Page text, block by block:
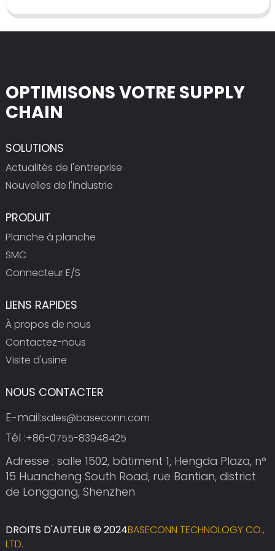
OPTIMISONS VOTRE SUPPLY
CHAIN
SOLUTIONS
Actualités de l'entreprise
Nouvelles de l'industrie
PRODUIT
Planche à planche
SMC
Connecteur E/S
LIENS RAPIDES
À propos de nous
Contactez-nous
Visite d'usine
NOUS CONTACTER
E-mail:sales@baseconn.com
Tél :+86-0755-83948425
Adresse : salle 1502, bâtiment 1, Hengda Plaza, n°
15 Huancheng South Road, rue Bantian, district
de Longgang, Shenzhen
DROITS D'AUTEUR © 2024BASECONN TECHNOLOGY CO.,
LTD.